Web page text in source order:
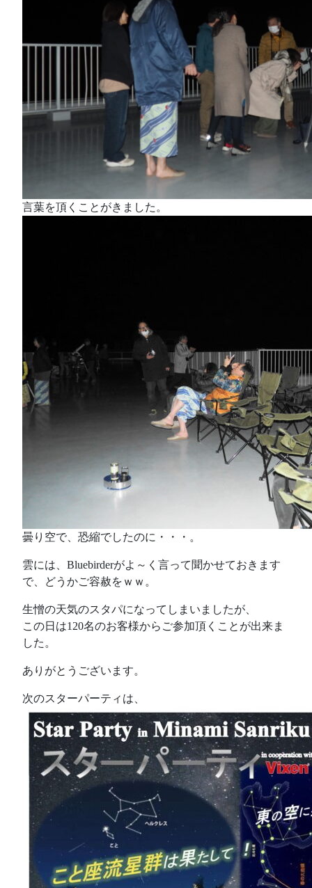
言葉を頂くことがきました。
曇り空で、恐縮でしたのに・・・。
雲には、Bluebirderがよ～く言って聞かせておきます
で、どうかご容赦をｗｗ。
生憎の天気のスタパになってしまいましたが、
この日は120名のお客様からご参加頂くことが出来ま
した。
ありがとうございます。
次のスターパーティは、